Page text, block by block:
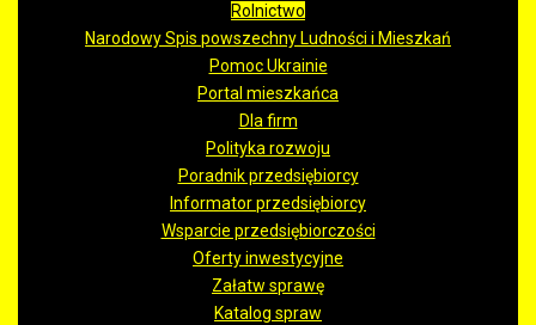
Rolnictwo
Narodowy Spis powszechny Ludności i Mieszkań
Pomoc Ukrainie
Portal mieszkańca
Dla firm
Polityka rozwoju
Poradnik przedsiębiorcy
Informator przedsiębiorcy
Wsparcie przedsiębiorczości
Oferty inwestycyjne
Załatw sprawę
Katalog spraw